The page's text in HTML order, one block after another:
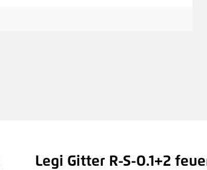
Legi Gitter R-S-O.1+2